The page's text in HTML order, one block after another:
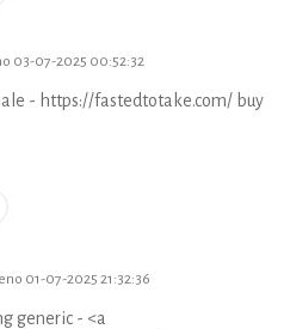
03-07-2025 00:52:32
- https://fastedtotake.com/ buy
01-07-2025 21:32:36
generic - <a